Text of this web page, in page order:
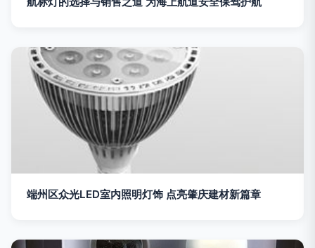
端州区众光LED室内照明灯饰 点亮肇庆建材新篇章